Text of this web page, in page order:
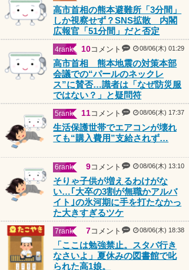
高市首相の熊本避難所「3分間」
しか視察せず？SNS拡散 内閣
広報官「51分間」だと否定
PR
4rank 10コメント
高市首相 熊本地震の対策本部
会議での“パールのネックレ
ス”に賛否…識者は「なぜ防災服
ではない？」と疑問符
08/06(木) 01:29
5rank 11 コメント
生活保護世帯でエアコンが壊れ
ても“購入費用”支給されず…
08/06(木) 17:37
6rank 9コメント
そりゃ子供が増えるわけがな
い…｢大卒の3割が無職かアルバ
イト｣の氷河期に手を打たなかっ
た大きすぎるツケ
08/06(木) 13:10
7rank 7コメント
「ここは勉強禁止。スタバ行き
なさいよ」夏休みの図書館で叱
られた高1娘。
08/06(木) 18:38